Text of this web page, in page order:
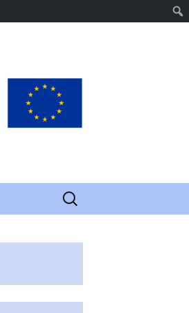
Пошук: